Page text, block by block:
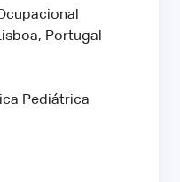
Portugal
Pediátrica